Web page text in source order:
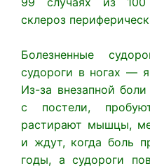
склероз
Болезненные
судороги в ногах —
Из-за внезапной
с постели,
растирают мышцы,
и ждут, когда боль
годы, а судороги